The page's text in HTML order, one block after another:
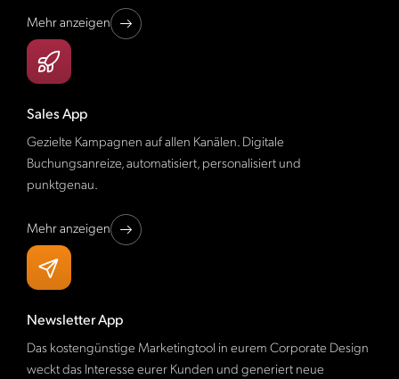
Mehr anzeigen
Sales App
Gezielte Kampagnen auf allen Kanälen. Digitale
Buchungsanreize, automatisiert, personalisiert und
punktgenau.
Mehr anzeigen
Newsletter App
Das kostengünstige Marketingtool in eurem Corporate Design
weckt das Interesse eurer Kunden und generiert neue